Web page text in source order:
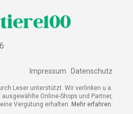
Impressum Datenschutz
Leser unterstützt. Wir verlinken u.a.
ausgewählte Online-Shops und Partner,
Vergütung erhalten. Mehr erfahren.